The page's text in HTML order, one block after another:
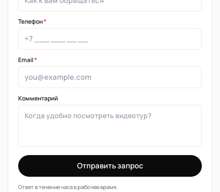
Телефон*
Email*
Комментарий
Отправить запрос
Ответ в течение часа в рабочее время.